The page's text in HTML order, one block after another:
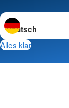
Sprache wechseln
Alles klar